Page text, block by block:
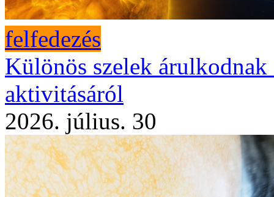
felfedezés
Különös szelek
aktivitásáról
2026. július. 30